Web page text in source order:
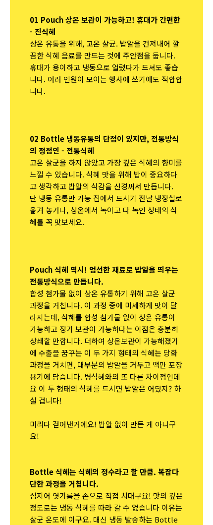
01 Pouch 상온 보관이 가능하고! 휴대가 간편한
- 진식혜
상온 유통을 위해, 고온 살균. 밥알을 건져내어 깔
끔한 식혜 음료를 만드는 것에 주안점을 둡니다.
휴대가 용이하고 냉동으로 얼렸다가 드셔도 좋습
니다. 여러 인원이 모이는 행사에 쓰기에도 적합합
니다.
02 Bottle 냉동유통의 단점이 있지만, 전통방식
의 정점인 - 전통식혜
고온 살균을 하지 않았고 가장 깊은 식혜의 향미를
느낄 수 있습니다. 식혜 맛을 위해 밥이 중요하다
고 생각하고 밥알의 식감을 신경써서 만듭니다.
단 냉동 유통만 가능 집에서 드시기 전날 냉장실로
옮겨 놓거나, 상온에서 녹이고 다 녹인 상태의 식
혜를 꼭 맛보세요.
Pouch 식혜 역시! 엄선한 재료로 밥알을 띄우는
전통방식으로 만듭니다.
합성 첨가물 없이 상온 유통하기 위해 고온 살균
과정을 거칩니다. 이 과정 중에 미세하게 맛이 달
라지는데, 식혜를 합성 첨가물 없이 상온 유통이
가능하고 장기 보관이 가능하다는 이점은 충분히
상쇄할 만합니다. 더하여 상온보관이 가능해졌기
에 수출을 꿈꾸는 이 두 가지 형태의 식혜는 당화
과정을 거치면, 대부분의 밥알을 거두고 액만 포장
용기에 담습니다. 병식혜와의 또 다른 차이점인데
요 이 두 형태의 식혜를 드시면 밥알은 어딨지? 하
실 겁니다!
미리다 걷어낸거에요! 밥알 없이 만든 게 아니구
요!
Bottle 식혜는 식혜의 정수라고 할 만큼. 복잡다
단한 과정을 거칩니다.
심지어 엿기름을 손으로 직접 치대구요! 맛의 깊은
정도로는 냉동 식혜를 따라 갈 수 없습니다 이유는
살균 온도에 이구요. 대신 냉동 발송하는 Bottle